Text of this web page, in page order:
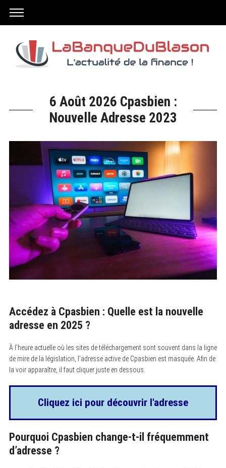
6 Août 2026 Cpasbien :
Nouvelle Adresse 2023
Accédez à Cpasbien : Quelle est la nouvelle
adresse en 2025 ?
À l’heure actuelle où les sites de téléchargement sont souvent dans la ligne
de mire de la législation, l’adresse active de Cpasbien est masquée. Afin de
la voir apparaître, il faut cliquer juste en dessous.
Cliquez ici pour découvrir l'adresse
Pourquoi Cpasbien change-t-il fréquemment
d’adresse ?